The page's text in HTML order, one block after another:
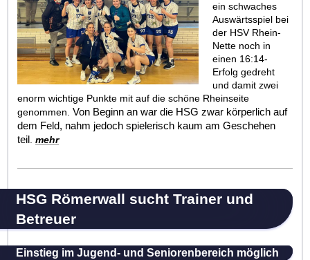
ein schwaches
Auswärtsspiel bei
der HSV Rhein-
Nette noch in
einen 16:14-
Erfolg gedreht
und damit zwei
enorm wichtige Punkte mit auf die schöne Rheinseite
genommen. Von Beginn an war die HSG zwar körperlich auf
dem Feld, nahm jedoch spielerisch kaum am Geschehen
teil
mehr
HSG Römerwall sucht Trainer und
Betreuer
Einstieg im Jugend- und Seniorenbereich möglich